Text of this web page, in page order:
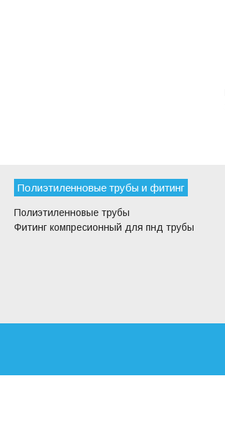
Полиэтиленновые трубы и фитинг
Полиэтиленновые трубы
Фитинг компресионный для пнд трубы